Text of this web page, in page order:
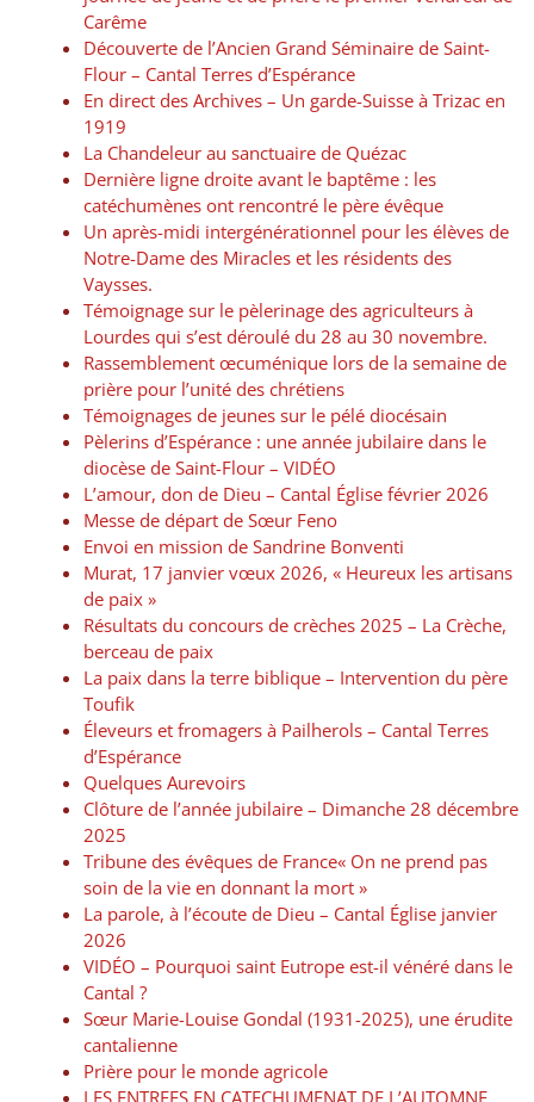
Carême
Découverte de l’Ancien Grand Séminaire de Saint-
Flour – Cantal Terres d’Espérance
En direct des Archives – Un garde-Suisse à Trizac en
1919
La Chandeleur au sanctuaire de Quézac
Dernière ligne droite avant le baptême : les
catéchumènes ont rencontré le père évêque
Un après-midi intergénérationnel pour les élèves de
Notre-Dame des Miracles et les résidents des
Vaysses.
Témoignage sur le pèlerinage des agriculteurs à
Lourdes qui s’est déroulé du 28 au 30 novembre.
Rassemblement œcuménique lors de la semaine de
prière pour l’unité des chrétiens
Témoignages de jeunes sur le pélé diocésain
Pèlerins d’Espérance : une année jubilaire dans le
diocèse de Saint-Flour – VIDÉO
L’amour, don de Dieu – Cantal Église février 2026
Messe de départ de Sœur Feno
Envoi en mission de Sandrine Bonventi
Murat, 17 janvier vœux 2026, « Heureux les artisans
de paix »
Résultats du concours de crèches 2025 – La Crèche,
berceau de paix
La paix dans la terre biblique – Intervention du père
Toufik
Éleveurs et fromagers à Pailherols – Cantal Terres
d’Espérance
Quelques Aurevoirs
Clôture de l’année jubilaire – Dimanche 28 décembre
2025
Tribune des évêques de France« On ne prend pas
soin de la vie en donnant la mort »
La parole, à l’écoute de Dieu – Cantal Église janvier
2026
VIDÉO – Pourquoi saint Eutrope est-il vénéré dans le
Cantal ?
Sœur Marie-Louise Gondal (1931-2025), une érudite
cantalienne
Prière pour le monde agricole